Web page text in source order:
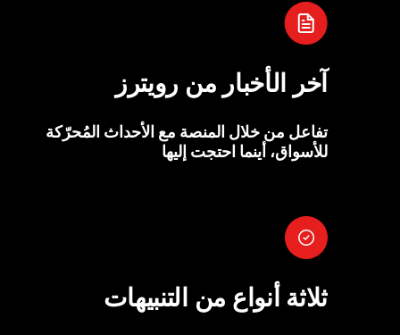
آخر الأخبار من رويترز
تفاعل من خلال المنصة مع الأحداث المُحرّكة
للأسواق، أينما احتجت إليها
ثلاثة أنواع من التنبيهات